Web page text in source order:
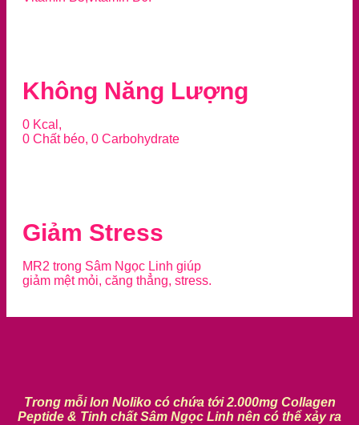
Không Năng Lượng
0 Kcal,
0 Chất béo, 0 Carbohydrate
Giảm Stress
MR2 trong Sâm Ngọc Linh giúp
giảm mệt mỏi, căng thẳng, stress.
Trong mỗi lon Noliko có chứa tới 2.000mg Collagen
Peptide & Tinh chất Sâm Ngọc Linh nên có thể xảy ra